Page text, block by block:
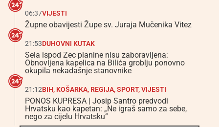
06:37VIJESTI
Župne obavijesti Župe sv. Juraja Mučenika Vitez
21:53DUHOVNI KUTAK
Sela ispod Zec planine nisu zaboravljena:
Obnovljena kapelica na Bilića groblju ponovno
okupila nekadašnje stanovnike
21:12BIH, KOŠARKA, REGIJA,SPORT,VIJESTI
PONOS KUPRESA | Josip Santro predvodi
Hrvatsku kao kapetan: „Ne igraš samo za sebe,
nego za cijelu Hrvatsku“